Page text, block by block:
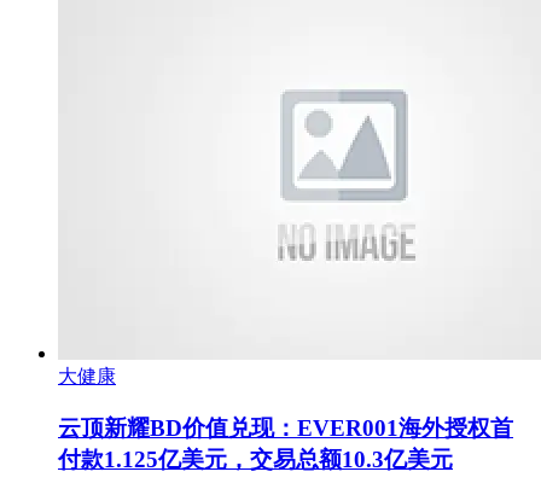
大健康
云顶新耀BD价值兑现：EVER001海外授权首
付款1.125亿美元，交易总额10.3亿美元